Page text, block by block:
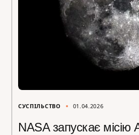
СУСПІЛЬСТВО 01.04.2026
NASA запускає місію